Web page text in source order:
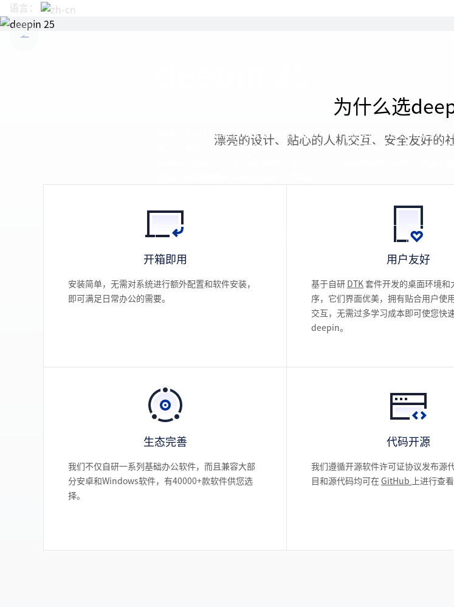
语言：
中文
为进一步优化 deepin25 系统用户体验并提升稳定性，deepin 25.2.0
像正式发布。本次更新聚焦于Treeland 稳定性与可用性提升、文件管
安装指南
为什么选
漂亮的设计、贴心的人机交互、安全友好的
开箱即用
安装简单，无需对系统进行额外配置和软件安装，
即可满足日常办公的需要。
用户友好
基于自研 DTK套件开发的桌面环境和
序，它们界面优美，拥有贴合用户使
交互，无需过多学习成本即可使您快
deepin。
生态完善
我们不仅自研一系列基础办公软件，而且兼容大部
分安卓和Windows软件，有40000+款软件供您选
择。
代码开源
我们遵循开源软件许可证协议发布源
目和源代码均可在 GitHub 上进行查看